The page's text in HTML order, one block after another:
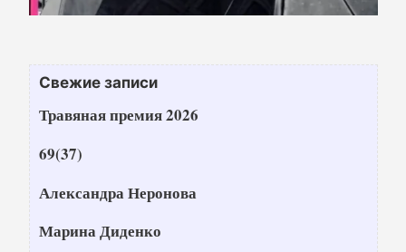
Свежие записи
Травяная премия 2026
69(37)
Александра Неронова
Марина Диденко